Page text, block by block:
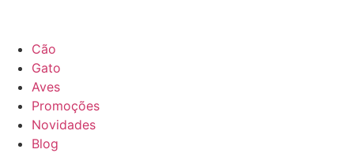
Cão
Gato
Aves
Promoções
Novidades
Blog